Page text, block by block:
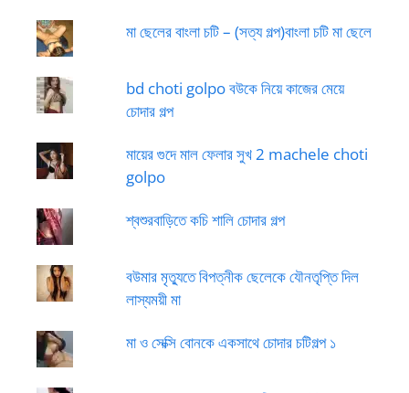
মা ছেলের বাংলা চটি – (সত্য গল্প)বাংলা চটি মা ছেলে
bd choti golpo বউকে নিয়ে কাজের মেয়ে
চোদার গল্প
মায়ের গুদে মাল ফেলার সুখ 2 machele choti
golpo
শ্বশুরবাড়িতে কচি শালি চোদার গল্প
বউমার মৃত্যুতে বিপত্নীক ছেলেকে যৌনতৃপ্তি দিল
লাস্যময়ী মা
মা ও সেক্সি বোনকে একসাথে চোদার চটিগল্প ১